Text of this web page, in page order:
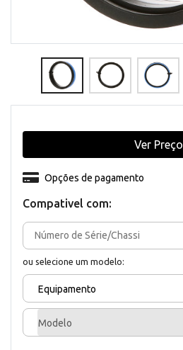
Compativel com:
ou selecione um modelo:
Equipamento
Modelo
Opções de pagamento
Ver Preço